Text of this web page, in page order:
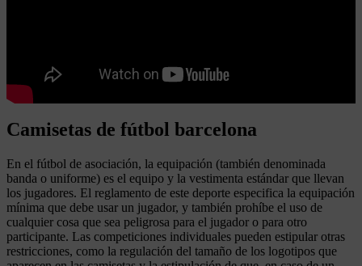
Camisetas de fútbol barcelona
En el fútbol de asociación, la equipación (también denominada
banda o uniforme) es el equipo y la vestimenta estándar que llevan
los jugadores. El reglamento de este deporte especifica la equipación
mínima que debe usar un jugador, y también prohíbe el uso de
cualquier cosa que sea peligrosa para el jugador o para otro
participante. Las competiciones individuales pueden estipular otras
restricciones, como la regulación del tamaño de los logotipos que